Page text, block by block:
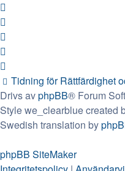
Tidning för Rättfärdighet
Drivs avphpBB® Forum
Style we_clearblue created
Swedish translation by
phpBB SiteMaker